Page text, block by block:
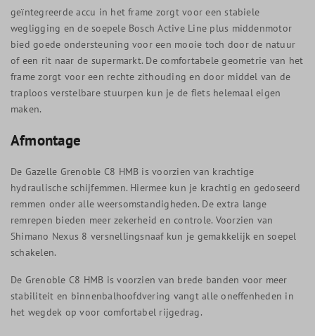
geïntegreerde accu in het frame zorgt voor een stabiele
wegligging en de soepele Bosch Active Line plus middenmotor
bied goede ondersteuning voor een mooie toch door de natuur
of een rit naar de supermarkt. De comfortabele geometrie van het
frame zorgt voor een rechte zithouding en door middel van de
traploos verstelbare stuurpen kun je de fiets helemaal eigen
maken.
Afmontage
De Gazelle Grenoble C8 HMB is voorzien van krachtige
hydraulische schijfemmen. Hiermee kun je krachtig en gedoseerd
remmen onder alle weersomstandigheden. De extra lange
remrepen bieden meer zekerheid en controle. Voorzien van
Shimano Nexus 8 versnellingsnaaf kun je gemakkelijk en soepel
schakelen.
De Grenoble C8 HMB is voorzien van brede banden voor meer
stabiliteit en binnenbalhoofdvering vangt alle oneffenheden in
het wegdek op voor comfortabel rijgedrag.